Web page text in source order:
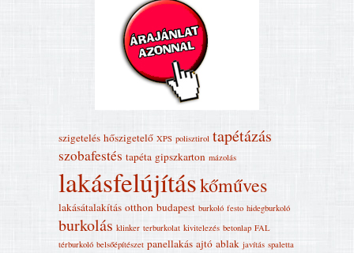
szigetelés hőszigetelő XPS polisztirol tapétázás
szobafestés tapéta gipszkarton mázolás
lakásfelújításkőműves
lakásátalakítás otthon budapest burkoló festo hidegburkoló
burkolás klinker terburkolat kivitelezés betonlap FAL
térburkoló belsőépítészet panellakás ajtó ablak javítás spaletta